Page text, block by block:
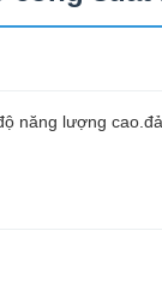
năng lượng